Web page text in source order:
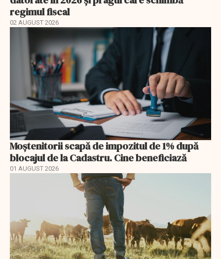
regimul fiscal
02 AUGUST 2026
Moștenitorii scapă de impozitul de 1% după
blocajul de la Cadastru. Cine beneficiază
01 AUGUST 2026